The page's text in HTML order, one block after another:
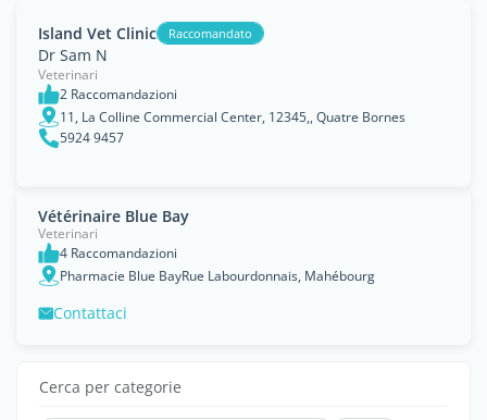
Island Vet Clinic Raccomandato
Dr Sam N
Veterinari
2 Raccomandazioni
11, La Colline Commercial Center, 12345,, Quatre Bornes
5924 9457
Vétérinaire Blue Bay
Veterinari
4 Raccomandazioni
Pharmacie Blue BayRue Labourdonnais, Mahébourg
Contattaci
Cerca per categorie